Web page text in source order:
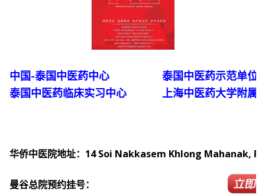
中国-泰国中医药中心
泰国中医药示范单位
泰国中医药临床实习中心
上海中医药大学附
华侨中医院地址： 14 Soi Nakkasem Khlong Mahanak,
曼谷总院预约挂号：